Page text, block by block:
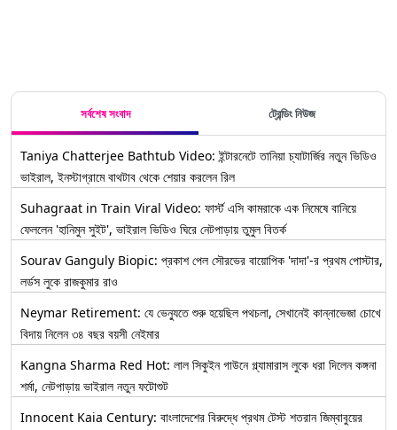
সর্বশেষ সংবাদ ট্রেন্ডিং নিউজ
Taniya Chatterjee Bathtub Video: ইন্টারনেটে তানিয়া চ্যাটার্জির নতুন ভিডিও
ভাইরাল, ইনস্টাগ্রামে বাথটাব থেকে শেয়ার করলেন রিল
Suhagraat in Train Viral Video: ফার্স্ট এসি কামরাকে এক নিমেষে বানিয়ে
ফেললেন 'হানিমুন সুইট', ভাইরাল ভিডিও ঘিরে নেটপাড়ায় তুমুল বিতর্ক
Sourav Ganguly Biopic: প্রকাশ পেল সৌরভের বায়োপিক 'দাদা'-র প্রথম পোস্টার,
লর্ডস লুকে রাজকুমার রাও
Neymar Retirement: যে ভেন্যুতে শুরু হয়েছিল পথচলা, সেখানেই কান্নাভেজা চোখে
বিদায় নিলেন ৩৪ বছর বয়সী নেইমার
Kangna Sharma Red Hot: লাল সিকুইন গাউনে গ্ল্যামারাস লুকে ধরা দিলেন কঙ্গনা
শর্মা, নেটপাড়ায় ভাইরাল নতুন ফটোশুট
Innocent Kaia Century: বাংলাদেশের বিরুদ্ধে প্রথম টেস্ট শতরান জিম্বাবুয়ের